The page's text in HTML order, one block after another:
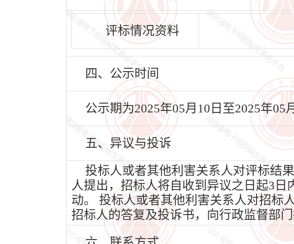
评标情况资料
四、公示时间
公示期为2025年05月10日至2025年05
五、异议与投诉
投标人或者其他利害关系人对评标结
人提出，招标人将自收到异议之日起3
动。 投标人或者其他利害关系人对招标
招标人的答复及投诉书，向行政监督部门